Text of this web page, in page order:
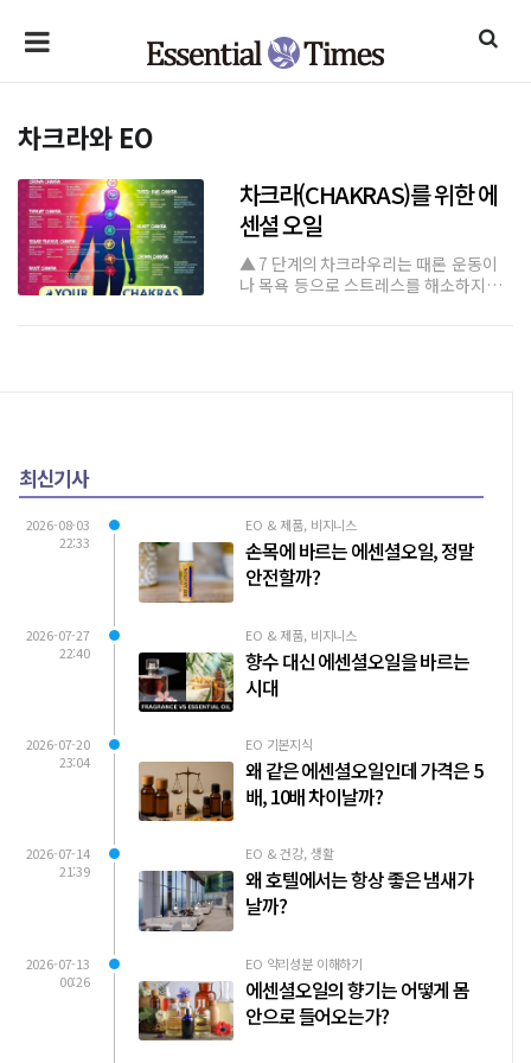
차크라와 EO
차크라(CHAKRAS)를 위한 에
센셜 오일
▲ 7 단계의 차크라우리는 때론 운동이
나 목욕 등으로 스트레스를 해소하지
최신기사
2026-08-03
22:33
EO & 제품, 비지니스
손목에 바르는 에센셜오일, 정말
안전할까?
2026-07-27
22:40
EO & 제품, 비지니스
향수 대신 에센셜오일을 바르는
시대
2026-07-20
23:04
EO 기본지식
왜 같은 에센셜오일인데 가격은 5
배, 10배 차이날까?
2026-07-14
21:39
EO & 건강, 생활
왜 호텔에서는 항상 좋은 냄새가
날까?
2026-07-13
00:26
EO 약리성분 이해하기
에센셜오일의 향기는 어떻게 몸
안으로 들어오는가?